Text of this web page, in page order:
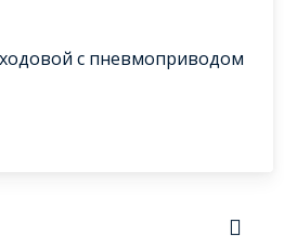
с пневмоприводом